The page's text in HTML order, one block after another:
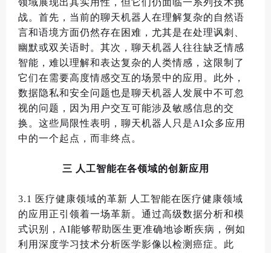
领域展现出其实用性 ， 但它们仍面临一系列技术挑
战。 首先 ， 当前的聊天机器人在理解复杂的自然语
言和语境方面仍然存在困难 ， 尤其是在处理讽刺
幽默或双关语时。 其次 ， 聊天机器人往往缺乏情感
智能 ， 难以理解和表达复杂的人类情感 ， 这限制了
它们在需要高度情感交互的场景中的应用 。 此外 ，
数据隐私和安全问题也是聊天机器人发展中不可忽
视的问题 ， 因为用户交互可能涉及敏感信息的交
换 。 这些局限性表明 ， 聊天机器人只是AI众多应用
中的一个起点 ， 而非终点 。
三 人工智能在各领域的创新应用
3.1 医疗健康领域的革新 人工智能在医疗健康领域
的应用正引领着一场革新。 通过高级数据分析和模
式识别
， AI能够帮助医生更准确地诊断疾病 ， 例如
利用深度学习技术分析医学影像以检测癌症 。 此